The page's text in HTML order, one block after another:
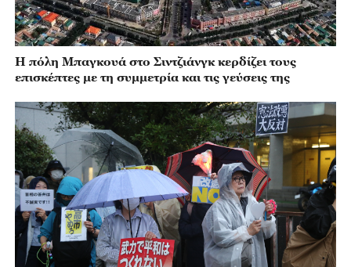
Η πόλη Μπαγκουά στο Σιντζιάνγκ κερδίζει τους
επισκέπτες με τη συμμετρία και τις γεύσεις της